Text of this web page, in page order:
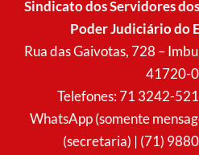
g
r
b
o
o
k
Sindicato dos Servidores
Poder Judiciário do
Rua das Gaivotas, 728 –
41720-
Telefones: 71 3242-
WhatsApp (somente
(secretaria) | (71)